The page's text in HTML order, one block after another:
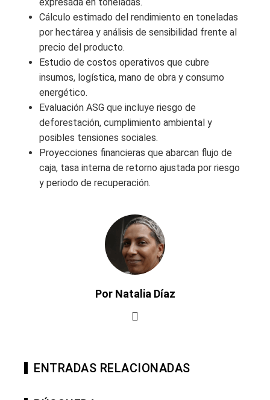
Cálculo estimado del rendimiento en toneladas
por hectárea y análisis de sensibilidad frente al
precio del producto.
Estudio de costos operativos que cubre
insumos, logística, mano de obra y consumo
energético.
Evaluación ASG que incluye riesgo de
deforestación, cumplimiento ambiental y
posibles tensiones sociales.
Proyecciones financieras que abarcan flujo de
caja, tasa interna de retorno ajustada por riesgo
y periodo de recuperación.
Por Natalia Díaz
ENTRADAS RELACIONADAS